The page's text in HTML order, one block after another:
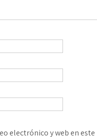
electrónico y web en